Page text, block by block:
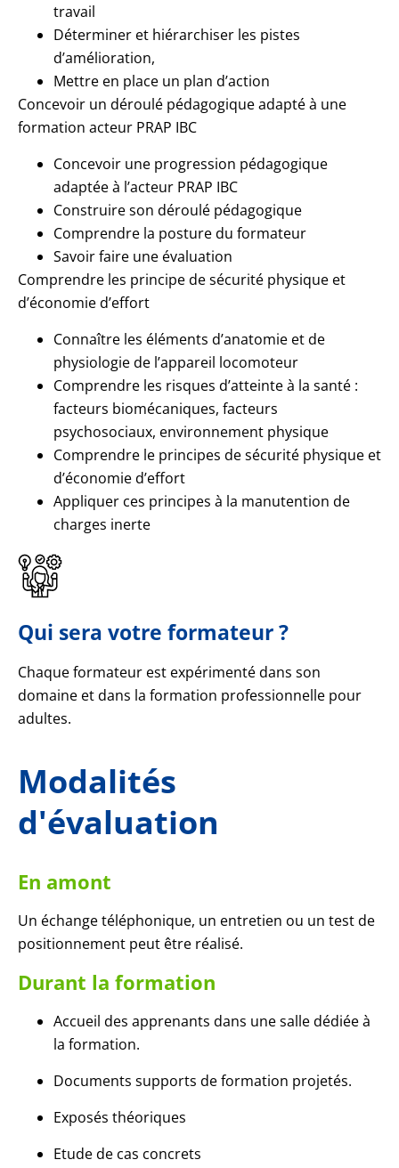
travail
Déterminer et hiérarchiser les pistes
d’amélioration,
Mettre en place un plan d’action
Concevoir un déroulé pédagogique adapté à une
formation acteur PRAP IBC
Concevoir une progression pédagogique
adaptée à l’acteur PRAP IBC
Construire son déroulé pédagogique
Comprendre la posture du formateur
Savoir faire une évaluation
Comprendre les principe de sécurité physique et
d’économie d’effort
Connaître les éléments d’anatomie et de
physiologie de l’appareil locomoteur
Comprendre les risques d’atteinte à la santé :
facteurs biomécaniques, facteurs
psychosociaux, environnement physique
Comprendre le principes de sécurité physique et
d’économie d’effort
Appliquer ces principes à la manutention de
charges inerte
Qui sera votre formateur ?
Chaque formateur est expérimenté dans son
domaine et dans la formation professionnelle pour
adultes.
Modalités
d'évaluation
En amont
Un échange téléphonique, un entretien ou un test de
positionnement peut être réalisé.
Durant la formation
Accueil des apprenants dans une salle dédiée à
la formation.
Documents supports de formation projetés.
Exposés théoriques
Etude de cas concrets